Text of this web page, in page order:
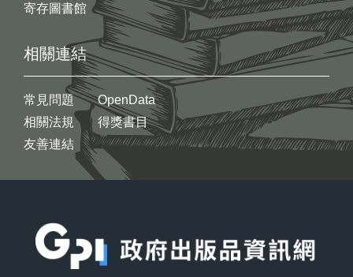
寄存圖書館
相關連結
常見問題
相關法規
友善連結
OpenData
得獎書目